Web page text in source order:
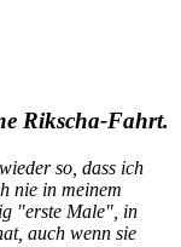
Rikscha-Fahrt.
so, dass ich
nie in meinem
"erste Male", in
auch wenn sie